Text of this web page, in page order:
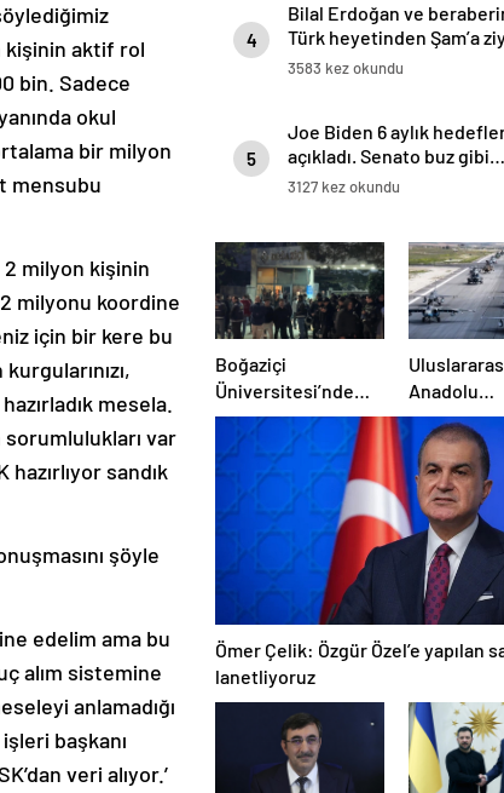
kişinin aktif rol
bin. Sadece
okul
bir milyon
mensubu
milyon kişinin
milyonu koordine
için bir kere bu
mesela.
sorumlulukları var
hazırlıyor sandık
şöyle
edelim ama bu
alım sistemine
anlamadığı
başkanı
veri alıyor.’
4
Bilal Erdoğan ve
Türk heyetinden Şam’a
Emevi Camii’nde namaz
3583 kez okundu
5
Joe Biden 6 aylık
açıkladı. Senato buz gibi…
3127 kez okundu
Boğaziçi
Üniversitesi’nde
polise saldırı: 97
gözaltı
Anadolu
Ankası-
Tatbikatı
Ömer Çelik: Özgür Özel’e yapılan
lanetliyoruz